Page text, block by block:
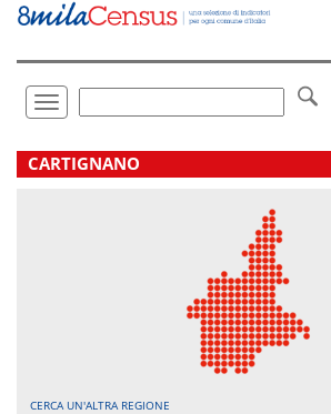
Vai
direttamente
Toggle
navigation
.
CARTIGNANO
CERCA UN'ALTRA REGIONE